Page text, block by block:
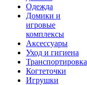
Одежда
Домики и
игровые
комплексы
Аксессуары
Уход и гигиена
Транспортировка
Когтеточки
Игрушки